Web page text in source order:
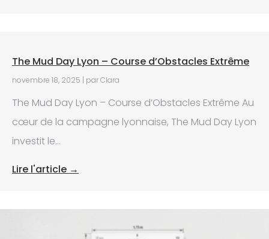
The Mud Day Lyon – Course d’Obstacles Extrême
novembre 18, 2025 | par Clara
The Mud Day Lyon – Course d’Obstacles Extrême Au
cœur de la campagne lyonnaise, The Mud Day Lyon
investit le...
Lire l'article →